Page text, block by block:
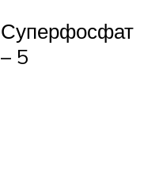
Суперфосфат
– 5